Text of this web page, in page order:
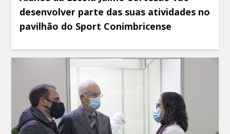
desenvolver parte das suas atividades no
pavilhão do Sport Conimbricense